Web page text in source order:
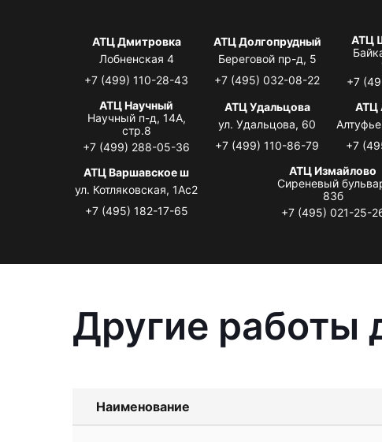
АТЦ Дмитровка
Лобненская 4
+7 (499) 110-28-43
АТЦ Долгопрудный
Береговой пр-д, 5
+7 (495) 032-08-22
АТЦ
+7
АТЦ Научный
Научный п-д, 14А,
стр.8
+7 (499) 288-05-36
АТЦ Удальцова
ул. Удальцова, 60
+7 (499) 110-86-79
АТЦ
+7
АТЦ Варшавское ш
ул. Котляковская, 1Ас2
+7 (495) 182-17-65
АТЦ Измайлово
Сиреневый
83б
+7 (495) 021-25-
Другие работы
Наименование